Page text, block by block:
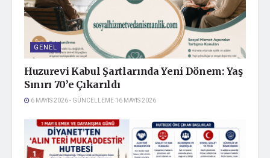
GENEL
Huzurevi Kabul Şartlarında Yeni Dönem: Yaş
Sınırı 70’e Çıkarıldı
6 MAYIS 2026 - GÜNCELLEME 16 MAYIS 2026